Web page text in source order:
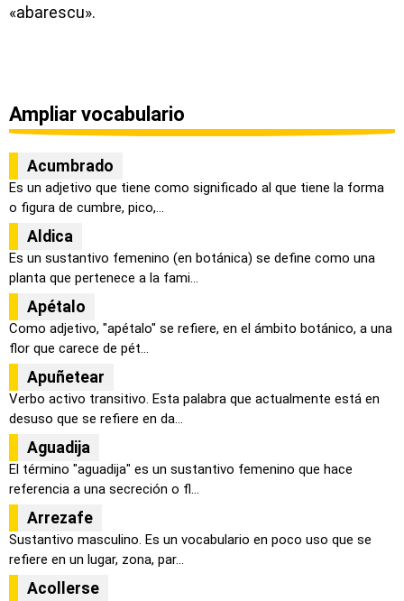
«abarescu».
Ampliar vocabulario
Acumbrado
Es un adjetivo que tiene como significado al que tiene la forma
o figura de cumbre, pico,...
Aldica
Es un sustantivo femenino (en botánica) se define como una
planta que pertenece a la fami...
Apétalo
Como adjetivo, "apétalo" se refiere, en el ámbito botánico, a una
flor que carece de pét...
Apuñetear
Verbo activo transitivo. Esta palabra que actualmente está en
desuso que se refiere en da...
Aguadija
El término "aguadija" es un sustantivo femenino que hace
referencia a una secreción o fl...
Arrezafe
Sustantivo masculino. Es un vocabulario en poco uso que se
refiere en un lugar, zona, par...
Acollerse